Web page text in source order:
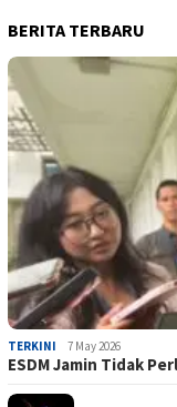
BERITA TERBARU
TERKINI 7 May 2026
ESDM Jamin Tidak